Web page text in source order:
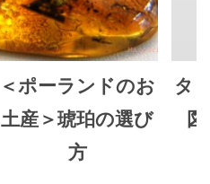
＜ポーランドのお
土産＞琥珀の選び
方
タ